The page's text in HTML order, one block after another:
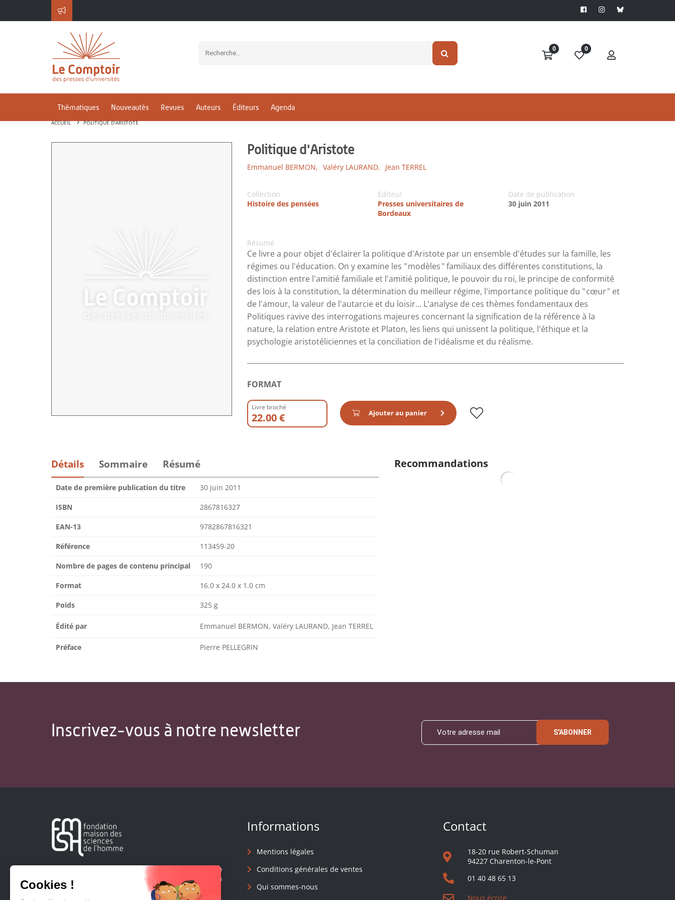
0 0
Thématiques Nouveautés Revues Auteurs Éditeurs Agenda
ACCUEIL POLITIQUE D'ARISTOTE
Politique d'Aristote
Emmanuel BERMON, Valéry LAURAND, Jean TERREL
Collection
Histoire des pensées
Editeur
Presses universitaires de
Bordeaux
Date de publication
30 juin 2011
Résumé
Ce livre a pour objet d'éclairer la politique d'Aristote par un ensemble d'études sur la famille, les
régimes ou l'éducation. On y examine les " modèles " familiaux des différentes constitutions, la
distinction entre l'amitié familiale et l'amitié politique, le pouvoir du roi, le principe de conformité
des lois à la constitution, la détermination du meilleur régime, l'importance politique du " cœur " et
de l'amour, la valeur de l'autarcie et du loisir… L'analyse de ces thèmes fondamentaux des
Politiques ravive des interrogations majeures concernant la signification de la référence à la
nature, la relation entre Aristote et Platon, les liens qui unissent la politique, l'éthique et la
psychologie aristotéliciennes et la conciliation de l'idéalisme et du réalisme.
FORMAT
Livre broché
22.00 € Ajouter au panier
Détails Sommaire Résumé
Date de première publication du titre 30 juin 2011
ISBN 2867816327
EAN-13 9782867816321
Référence 113459-20
Nombre de pages de contenu principal 190
Format 16.0 x 24.0 x 1.0 cm
Poids 325 g
Édité par Emmanuel BERMON, Valéry LAURAND, Jean TERREL
Préface Pierre PELLEGRIN
Recommandations
Inscrivez-vous à notre newsletter S'ABONNER
Créée en 1963, la Fondation Maison Sciences de l'Homme
soutient la recherche et la diffusion des connaissances en
sciences humaines et sociales.
Informations
Mentions légales
Conditions générales de ventes
Qui sommes-nous
Contact
18-20 rue Robert-Schuman
94227 Charenton-le-Pont
01 40 48 65 13
Nous écrire